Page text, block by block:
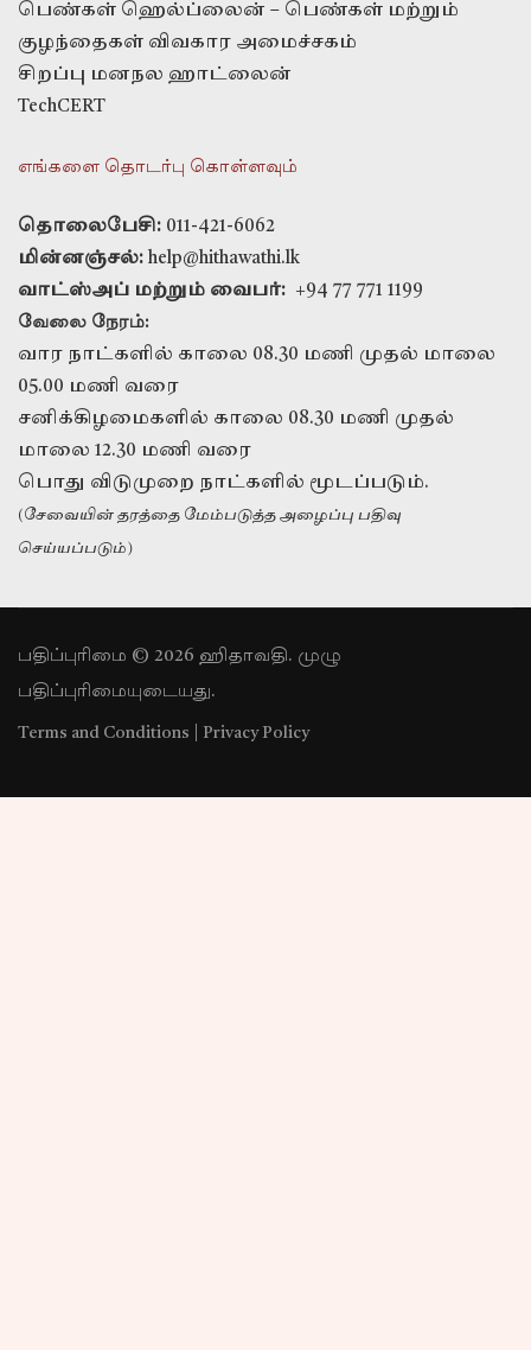
பெண்கள் ஹெல்ப்லைன் – பெண்கள் மற்றும்
குழந்தைகள் விவகார அமைச்சகம்
சிறப்பு மனநல ஹாட்லைன்
TechCERT
எங்களை தொடர்பு கொள்ளவும்
தொலைபேசி: 011-421-6062
மின்னஞ்சல்: help@hithawathi.lk
வாட்ஸ்அப் மற்றும் வைபர்: +94 77 771 1199
வேலை நேரம்:
வார நாட்களில் காலை 08.30 மணி முதல் மாலை
05.00 மணி வரை
சனிக்கிழமைகளில் காலை 08.30 மணி முதல்
மாலை 12.30 மணி வரை
பொது விடுமுறை நாட்களில் மூடப்படும்.
(சேவையின் தரத்தை மேம்படுத்த அழைப்பு பதிவு
செய்யப்படும்)
பதிப்புரிமை © 2026 ஹிதாவதி. முழு
பதிப்புரிமையுடையது.
Terms and Conditions Privacy Policy